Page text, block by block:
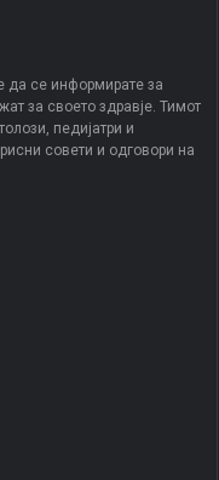
да се информирате за
за своето здравје. Тимот
педијатри и
совети и одговори на